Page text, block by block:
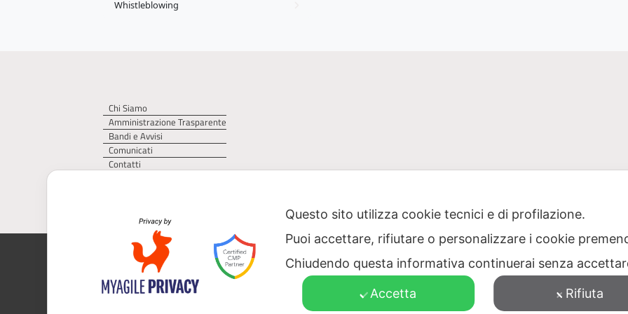
Whistleblowing
Chi Siamo
Amministrazione Trasparente
Bandi e Avvisi
Comunicati
Contatti
AGER – Agenzia Territoriale della Regione Puglia per il servizio di gestione dei rifiuti – Via Delle
CF 93473040728 – PEC: protocollo@pec.ager.puglia.it – TEL:
Questo sito utilizza cookie tecnici e di profilazione.
Puoi accettare, rifiutare o personalizzare i cookie
Chiudendo questa informativa continuerai senza
Accetta Rifiuta